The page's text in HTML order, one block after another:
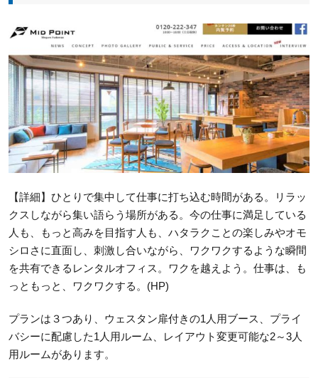
【詳細】ひとりで集中して仕事に打ち込む時間がある。リラッ
クスしながら集い語らう場所がある。今の仕事に満足している
人も、もっと高みを目指す人も、ハタラクことの楽しみやオモ
シロさに直面し、刺激し合いながら、ワクワクするような瞬間
を共有できるレンタルオフィス。ワクを越えよう。仕事は、も
っともっと、ワクワクする。(HP)
プランは３つあり、ウェスタン扉付きの1人用ブース、プライ
バシーに配慮した1人用ルーム、レイアウト変更可能な2～3人
用ルームがあります。